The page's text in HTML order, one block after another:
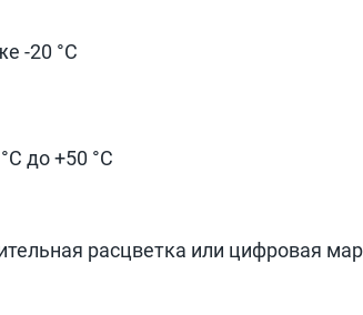
-20 °С
до +50 °С
расцветка или цифровая